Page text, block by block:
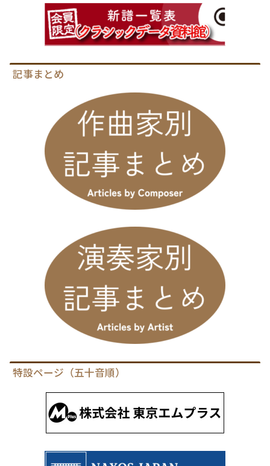
記事まとめ
特設ページ（五十音順）